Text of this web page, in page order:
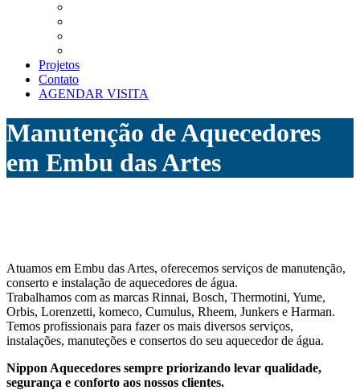
Projetos
Contato
AGENDAR VISITA
Manutenção de Aquecedores
em Embu das Artes
Atuamos em Embu das Artes, oferecemos serviços de manutenção,
conserto e instalação de aquecedores de água.
Trabalhamos com as marcas Rinnai, Bosch, Thermotini, Yume,
Orbis, Lorenzetti, komeco, Cumulus, Rheem, Junkers e Harman.
Temos profissionais para fazer os mais diversos serviços,
instalações, manuteções e consertos do seu aquecedor de água.
Nippon Aquecedores sempre priorizando levar qualidade,
segurança e conforto aos nossos clientes.